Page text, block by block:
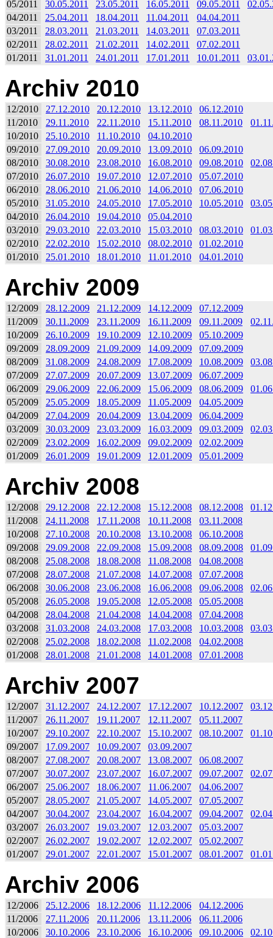
05/2011 30.05.2011 23.05.2011 16.05.2011 09.05.2011
04/2011
25.04.2011 18.04.2011 11.04.2011
04.04.2011
03/2011
28.03.2011 21.03.2011 14.03.2011
07.03.2011
02/2011
28.02.2011 21.02.2011 14.02.2011
07.02.2011
01/2011
31.01.2011 24.01.2011 17.01.2011 10.01.2011
Archiv 2010
12/2010 27.12.2010 20.12.2010 13.12.2010
06.12.2010
11/2010
29.11.2010 22.11.2010 15.11.2010 08.11.2010
10/2010
25.10.2010 11.10.2010
04.10.2010
09/2010
27.09.2010 20.09.2010 13.09.2010
06.09.2010
08/2010
30.08.2010 23.08.2010 16.08.2010 09.08.2010
07/2010
26.07.2010 19.07.2010 12.07.2010
05.07.2010
06/2010
28.06.2010 21.06.2010 14.06.2010
07.06.2010
05/2010
31.05.2010 24.05.2010 17.05.2010 10.05.2010
04/2010
26.04.2010 19.04.2010
05.04.2010
03/2010
29.03.2010 22.03.2010 15.03.2010 08.03.2010
02/2010
22.02.2010 15.02.2010 08.02.2010
01.02.2010
01/2010
25.01.2010 18.01.2010 11.01.2010 04.01.2010
Archiv 2009
12/2009 28.12.2009 21.12.2009 14.12.2009
07.12.2009
11/2009
30.11.2009 23.11.2009 16.11.2009 09.11.2009
10/2009
26.10.2009 19.10.2009 12.10.2009
05.10.2009
09/2009
28.09.2009 21.09.2009 14.09.2009
07.09.2009
08/2009
31.08.2009 24.08.2009 17.08.2009 10.08.2009
07/2009
27.07.2009 20.07.2009 13.07.2009
06.07.2009
06/2009
29.06.2009 22.06.2009 15.06.2009 08.06.2009
05/2009
25.05.2009 18.05.2009 11.05.2009
04.05.2009
04/2009
27.04.2009 20.04.2009 13.04.2009
06.04.2009
03/2009
30.03.2009 23.03.2009 16.03.2009 09.03.2009
02/2009
23.02.2009 16.02.2009 09.02.2009
02.02.2009
01/2009
26.01.2009 19.01.2009 12.01.2009 05.01.2009
Archiv 2008
12/2008 29.12.2008 22.12.2008 15.12.2008 08.12.2008
11/2008
24.11.2008 17.11.2008 10.11.2008
03.11.2008
10/2008
27.10.2008 20.10.2008 13.10.2008
06.10.2008
09/2008
29.09.2008 22.09.2008 15.09.2008 08.09.2008
08/2008
25.08.2008 18.08.2008 11.08.2008
04.08.2008
07/2008
28.07.2008 21.07.2008 14.07.2008
07.07.2008
06/2008
30.06.2008 23.06.2008 16.06.2008 09.06.2008
05/2008
26.05.2008 19.05.2008 12.05.2008
05.05.2008
04/2008
28.04.2008 21.04.2008 14.04.2008
07.04.2008
03/2008
31.03.2008 24.03.2008 17.03.2008 10.03.2008
02/2008
25.02.2008 18.02.2008 11.02.2008
04.02.2008
01/2008
28.01.2008 21.01.2008 14.01.2008 07.01.2008
Archiv 2007
12/2007 31.12.2007 24.12.2007 17.12.2007 10.12.2007
11/2007
26.11.2007 19.11.2007 12.11.2007
05.11.2007
10/2007
29.10.2007 22.10.2007 15.10.2007 08.10.2007
09/2007
17.09.2007 10.09.2007
03.09.2007
08/2007
27.08.2007 20.08.2007 13.08.2007
06.08.2007
07/2007
30.07.2007 23.07.2007 16.07.2007 09.07.2007
06/2007
25.06.2007 18.06.2007 11.06.2007
04.06.2007
05/2007
28.05.2007 21.05.2007 14.05.2007
07.05.2007
04/2007
30.04.2007 23.04.2007 16.04.2007 09.04.2007
03/2007
26.03.2007 19.03.2007 12.03.2007
05.03.2007
02/2007
26.02.2007 19.02.2007 12.02.2007
05.02.2007
01/2007
29.01.2007 22.01.2007 15.01.2007 08.01.2007
Archiv 2006
12/2006 25.12.2006 18.12.2006 11.12.2006
04.12.2006
11/2006
27.11.2006 20.11.2006 13.11.2006
06.11.2006
10/2006
30.10.2006 23.10.2006 16.10.2006 09.10.2006